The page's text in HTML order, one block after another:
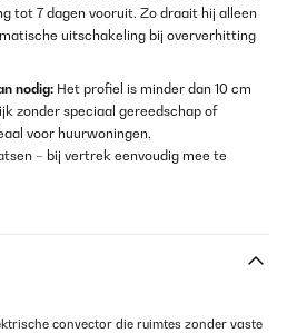
tot 7 dagen vooruit. Zo draait hij alleen
uitschakeling bij oververhitting
nodig: Het profiel is minder dan 10 cm
zonder speciaal gereedschap of
voor huurwoningen,
– bij vertrek eenvoudig mee te
convector die ruimtes zonder vaste